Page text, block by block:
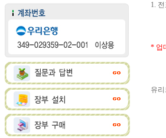
1.
* 업
유